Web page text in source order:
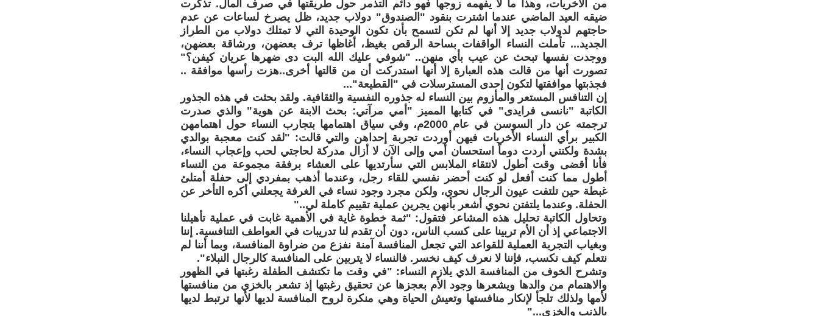
من الأخريات، وهذا ما لا يفهمه زوجها فهو دائم التذمر حول طريقتها في صرف المال. تذكرت
ضيقه العيد الماضي عندما اشترت بنقود "الصندوق" دولاب جديد، ظل يصرخ لساعات عن عدم
حاجتهم لدولاب جديد إلا أنها لم تكن لتسمح بأن تكون الوحيدة التي لا تمتلك دولاب من الطراز
الجديد... تأملت النساء الواقفات بساحة الرقص بغيظ، أغاظها ترف بعضهن، ورشاقة بعضهن،
ووجدت نفسها تبحث عن عيب بأي منهن.. "شوفي عليك الله البت دى ضهرها عريان كيفن؟"
تصورت أنها من قالت هذه العبارة إلا أنها استدركت أن من قالتها أخرى..هزت رأسها موافقة ..
فجذبتها موافقتها لتكون إحدى المسترسلات في "القطيعة"...
إن التنافس المستعر والمأزوم بين النساء له جذوره النفسية والثقافية. ولقد بحثت في هذه الجذور
الكاتبة "نانسى فرايدى" في كتابها المميز "أمي مرآتي: بحث الابنة عن هوية" والذي صدرت
ترجمته عن دار السوسن في عام 2000م، وفي سياق اهتمامها بتجارب النساء حول اهتمامهن
الكبير برأي النساء الأخريات فيهن أوردت تجربة إحداهن والتي قالت: "لقد كنت معجبة بوالدي
بشدة ولكنني أردت دوماً استحسان أمي وإلى الآن لا أزال مدركة لحاجتي لحب وإعجاب النساء،
فأنا أقضى وقت أطول لانتقاء الملابس التي سأرتديها على العشاء برفقة مجموعة من النساء
أطول مما كنت أفعل لو كنت أحضر نفسي للقاء رجل، وعندما أذهب بمفردي إلى حفلة أمتلئ
غبطة حين تلتفت عيون الرجال نحوي، ولكن مجرد وجود نساء في الغرفة يجعلني أكره التأخر عن
الحفلة. وعندما يلتفتن نحوي أشعر بأنهن يجرين عملية تقييم كاملة لي.."
وتحاول الكاتبة تحليل هذه المشاعر فتقول: "ثمة خطوة غاية في الأهمية غابت في عملية تأهيلنا
الاجتماعي إذ أن الأم تربينا على كسب الناس، دون أن تقدم لنا تدريبات في العواطف التنافسية. إننا
وبغياب التجربة العملية للقواعد التي تجعل المنافسة آمنة نفزع من ضراوة المنافسة، وبما أننا لم
نتعلم كيف نكسب، فإننا لا نعرف كيف نخسر. فالنساء لا يتربين على المنافسة كالرجال النبلاء".
وتشرح الخوف من المنافسة الذي يلازم النساء: "في وقت ما تكتشف الطفلة رغبتها في الظهور
والاهتمام من والدها ويشعرها وجود الأم بعجزها عن تحقيق رغبتها إذ تشعر بالخزي من منافستها
لأمها ولذلك تلجأ لإنكار منافستها وتعيش الحياة وهي منكرة لروح المنافسة لديها لأنها ترتبط لديها
بالذنب والخزي..."